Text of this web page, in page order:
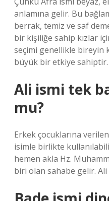
anlamına gelir. Bu
berrak, temiz ve saf
bir kişiliğe sahip kızlar
seçimi genellikle bireyin
büyük bir etkiye sahiptir.
Ali ismi tek
mu?
Erkek çocuklarına
isimle birlikte
hemen akla Hz.
biri olan sahabe gelir. Ali